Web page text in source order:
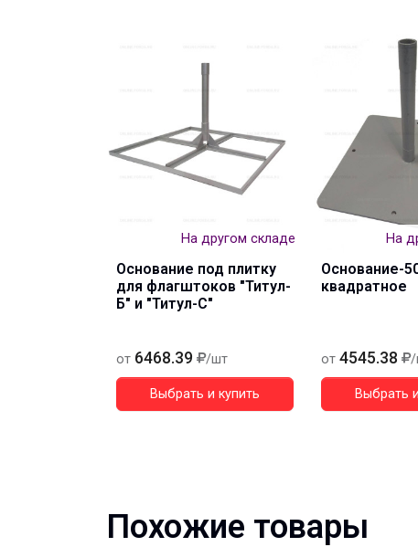
На другом складе
Основание под плитку
для флагштоков "Титул-
Б" и "Титул-С"
от 6468.39 /шт
Выбрать и купить
На
Основание-
квадратное
от 4545.38 /
Выбрать
Похожие товары